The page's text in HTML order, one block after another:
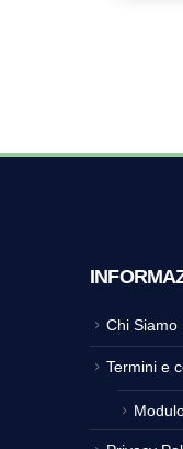
Chi Siamo
Termini e